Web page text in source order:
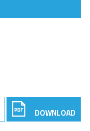
DOWNLOAD